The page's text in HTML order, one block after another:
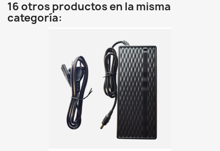
16 otros productos en la misma
categoría: